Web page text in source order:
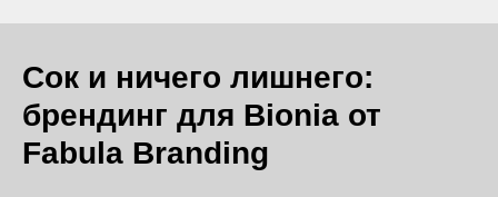
Сок и ничего лишнего:
брендинг для Bionia от
Fabula Branding